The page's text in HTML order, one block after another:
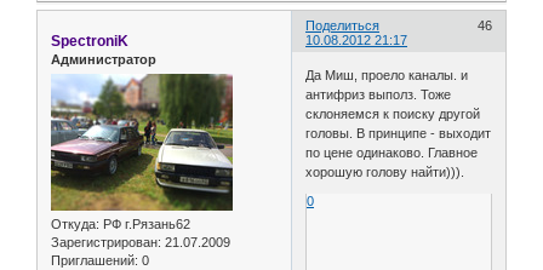
Поделиться
46
10.08.2012 21:17
SpectroniK
Администратор
Откуда: РФ г.Рязань62
Зарегистрирован: 21.07.2009
Приглашений: 0
Да Миш, проело каналы. и
антифриз выполз. Тоже
склоняемся к поиску другой
головы. В принципе - выходит
по цене одинаково. Главное
хорошую голову найти))).
0